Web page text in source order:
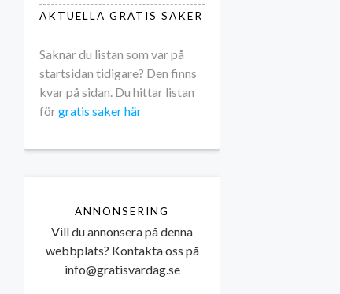
AKTUELLA GRATIS SAKER
Saknar du listan som var på
startsidan tidigare? Den finns
kvar på sidan. Du hittar listan
förgratis saker här
ANNONSERING
Vill du annonsera på denna
webbplats? Kontakta oss på
info@gratisvardag.se